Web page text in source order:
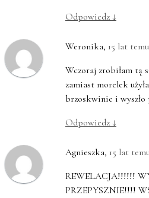
Odpowiedz ↓
Weronika, 15 lat temu
Wczoraj zrobiłam tą
zamiast morelek
brzoskwinie i wyszło
Odpowiedz ↓
Agnieszka, 15 lat
REWELACJA!!!!!!
PRZEPYSZNIE!!!!